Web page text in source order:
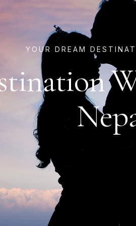
YOUR DREAM